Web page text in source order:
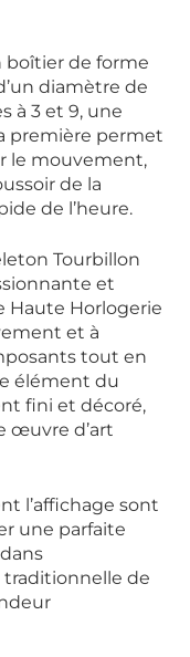
boîtier de forme
diamètre de
à 3 et 9, une
première permet
le mouvement,
de la
de l’heure.
Tourbillon
et
Haute Horlogerie
et à
tout en
élément du
fini et décoré,
œuvre d’art
l’affichage sont
une parfaite
traditionnelle de